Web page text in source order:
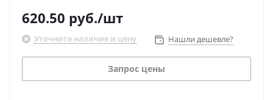
620.50 руб./шт
Уточните наличие и цену Нашли дешевле?
Запрос цены